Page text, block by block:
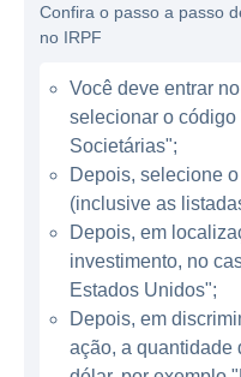
quanto de sua
produtos da Roku
conectam a TVs,
streaming que
conteúdos de
Netflix, Hulu,
e muitos outros.
Roku é a sua
que facilita a
serviços de
recomendações
nos hábitos de
Confira o passo a passo
no IRPF
Você deve entrar
selecionar o
Societárias";
Depois, selecione
(inclusive as
Depois, em
investimento, no
Estados Unidos";
Depois, em
ação, a quantidade